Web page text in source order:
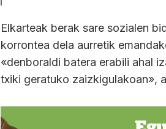
Elkarteak berak sare sozialen
korrontea dela aurretik
«denboraldi batera erabili ahal
txiki geratuko zaizkigulakoan»,